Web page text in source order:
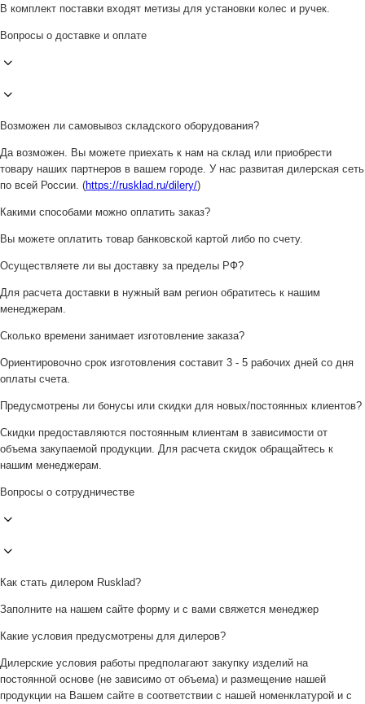
В комплект поставки входят метизы для установки колес и ручек.
Вопросы о доставке и оплате
Возможен ли самовывоз складского оборудования?
Да возможен. Вы можете приехать к нам на склад или приобрести
товару наших партнеров в вашем городе. У нас развитая дилерская сеть
по всей России. (https://rusklad.ru/dilery/)
Какими способами можно оплатить заказ?
Вы можете оплатить товар банковской картой либо по счету.
Осуществляете ли вы доставку за пределы РФ?
Для расчета доставки в нужный вам регион обратитесь к нашим
менеджерам.
Сколько времени занимает изготовление заказа?
Ориентировочно срок изготовления составит 3 - 5 рабочих дней со дня
оплаты счета.
Предусмотрены ли бонусы или скидки для новых/постоянных клиентов?
Скидки предоставляются постоянным клиентам в зависимости от
объема закупаемой продукции. Для расчета скидок обращайтесь к
нашим менеджерам.
Вопросы о сотрудничестве
Как стать дилером Rusklad?
Заполните на нашем сайте форму и с вами свяжется менеджер
Какие условия предусмотрены для дилеров?
Дилерские условия работы предполагают закупку изделий на
постоянной основе (не зависимо от объема) и размещение нашей
продукции на Вашем сайте в соответствии с нашей номенклатурой и с